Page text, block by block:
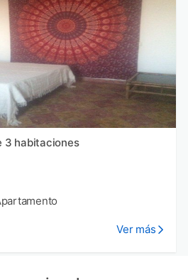
3 habitaciones
Ver más